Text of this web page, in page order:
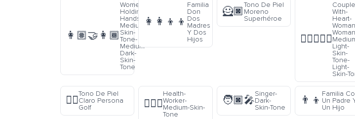
👩🏽‍🤝‍👩🏾
Women-
Holding-
Hands-
Medium-
Skin-
Tone-
Medium-
Dark-
Skin-
Tone
👩‍👩‍👦‍👦
Familia
Don
Dos
Madres
Y Dos
Hijos
🦸🏿
Tono De Piel
Moreno
Superhéroe
👩🏼‍❤️‍👩🏻
With-
Heart-
Light-
Skin-
Tone-
Light-
Skin-
🏌🏻
Tono De Piel
Claro Persona
Golf
🧑🏽‍⚕️
Health-
Worker-
Medium-Skin-
Tone
🧑🏿‍🎤
Singer-
Dark-
Skin-Tone
👨‍👦
Familia
Un Padre
Un Hijo